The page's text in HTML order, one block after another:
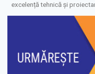
excelență tehnică și